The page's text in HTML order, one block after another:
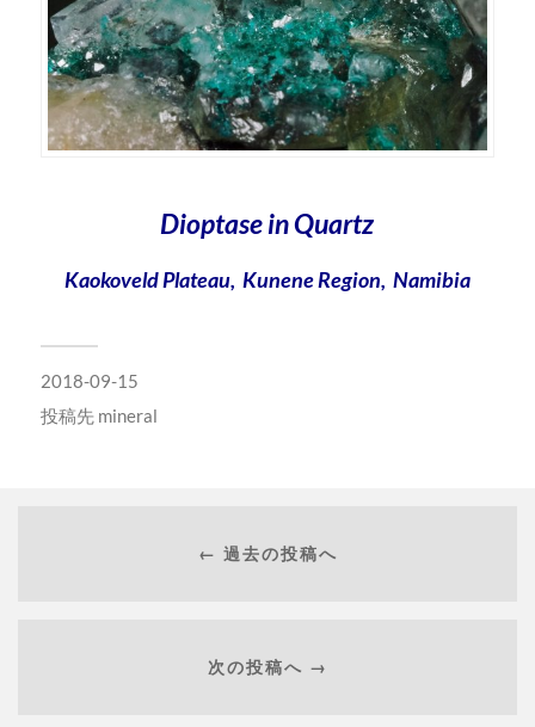
Dioptase in Quartz
Kaokoveld Plateau, Kunene Region, Namibia
2018-09-15
投稿先 mineral
← 過去の投稿へ
次の投稿へ →